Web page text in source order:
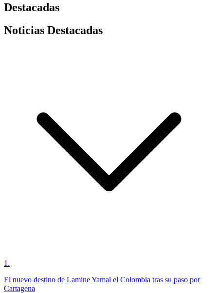
Destacadas
Noticias Destacadas
1 .
El nuevo destino de Lamine Yamal el Colombia tras su paso por
Cartagena